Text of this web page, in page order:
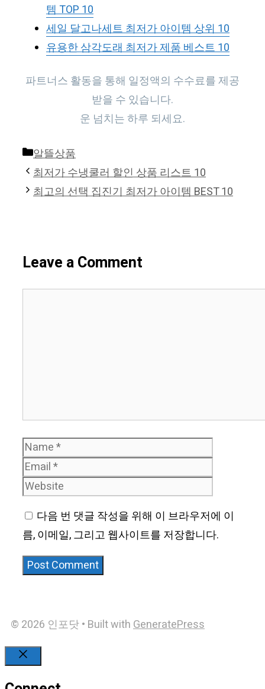
템 TOP 10
세일 달고나세트 최저가 아이템 상위 10
유용한 삼각도래 최저가 제품 베스트 10
파트너스 활동을 통해 일정액의 수수료를 제공
받을 수 있습니다.
운 넘치는 하루 되세요.
Categories
알뜰상품
최저가 수냉쿨러 할인 상품 리스트 10
최고의 선택 집진기 최저가 아이템 BEST 10
Leave a Comment
Name
다음 번 댓글 작성을 위해 이 브라우저에 이
름, 이메일, 그리고 웹사이트를 저장합니다.
© 2026 인포닷• Built withGeneratePress